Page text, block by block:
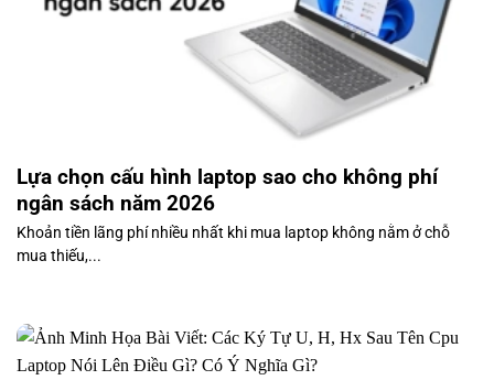
Lựa chọn cấu hình laptop sao cho không phí
ngân sách năm 2026
Khoản tiền lãng phí nhiều nhất khi mua laptop không nằm ở chỗ
mua thiếu,...